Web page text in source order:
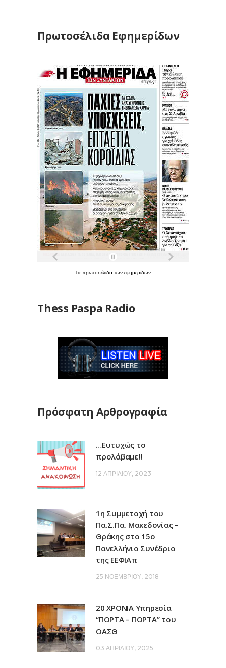
Πρωτοσέλιδα Εφημερίδων
Τα πρωτοσέλιδα των εφημερίδων
Thess Paspa Radio
Πρόσφατη Αρθρογραφία
…Ευτυχώς το
προλάβαμε!!
12 ΑΠΡΙΛΊΟΥ, 2023
1η Συμμετοχή του
Πα.Σ.Πα. Μακεδονίας –
Θράκης στο 15ο
Πανελλήνιο Συνέδριο
της ΕΕΦΙΑπ
25 ΝΟΕΜΒΡΊΟΥ, 2018
20 ΧΡΟΝΙΑ Υπηρεσία
“ΠΟΡΤΑ – ΠΟΡΤΑ” του
ΟΑΣΘ
03 ΑΠΡΙΛΊΟΥ, 2025